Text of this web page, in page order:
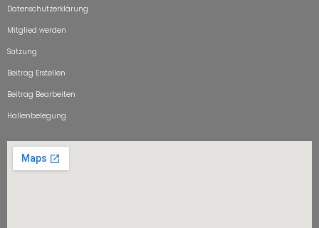
Datenschutzerklärung
Mitglied werden
Satzung
Beitrag Erstellen
Beitrag Bearbeiten
Hallenbelegung